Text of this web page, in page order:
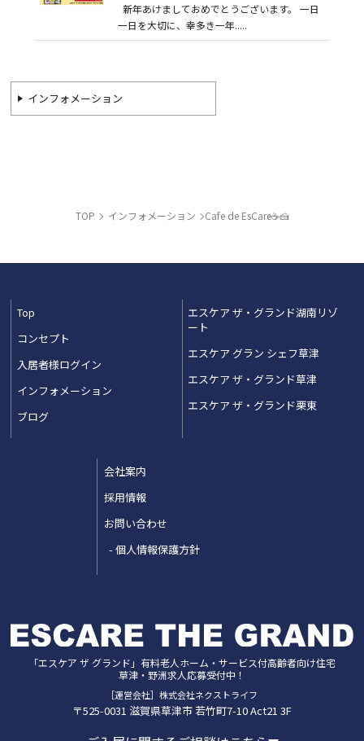
新年あけましておめでとうございます。 一日
一日を大切に、幸多き一年.....
インフォメーション
TOP インフォメーション Cafe de EsCare☕🍰
Top
コンセプト
入居者様ログイン
インフォメーション
ブログ
エスケア ザ・グランド湖南リゾ
ート
エスケア グラン シェフ草津
エスケア ザ・グランド草津
エスケア ザ・グランド栗東
会社案内
採用情報
お問い合わせ
個人情報保護方針
「エスケア ザ グランド」 有料老人ホーム・サービス付高齢者向け住宅
草津・野洲求人応募受付中！
［運営会社］株式会社ネクストライフ
〒525-0031 滋賀県草津市若竹町7-10 Act21 3F